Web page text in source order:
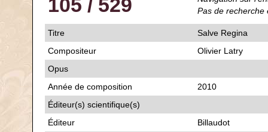
105 / 529
Pas de recherche
Titre
Salve Regina
Compositeur
Olivier Latry
Opus
Année de composition
2010
Éditeur(s) scientifique(s)
Éditeur
Billaudot